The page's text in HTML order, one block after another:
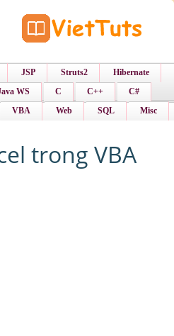
JSP Struts2
Hibernate
WS C C++
C#
VBA Web SQL Misc
trong VBA